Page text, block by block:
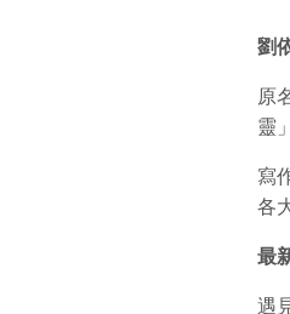
劉
原
靈
寫
各
最
遇